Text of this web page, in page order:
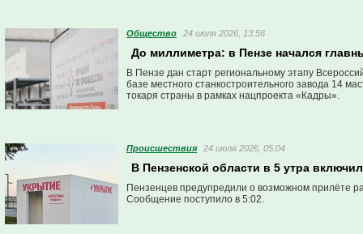
Общество 24 июля 2026, 13:56
До миллиметра: в Пензе начался
В Пензе дан старт региональному этапу
базе местного станкостроительного завода 14
токаря страны в рамках нацпроекта «Кадры».
Проиcшествия 24 июля 2026, 05:04
В Пензенской области в 5 утра
Пензенцев предупредили о возможном прилёте
Сообщение поступило в 5:02.